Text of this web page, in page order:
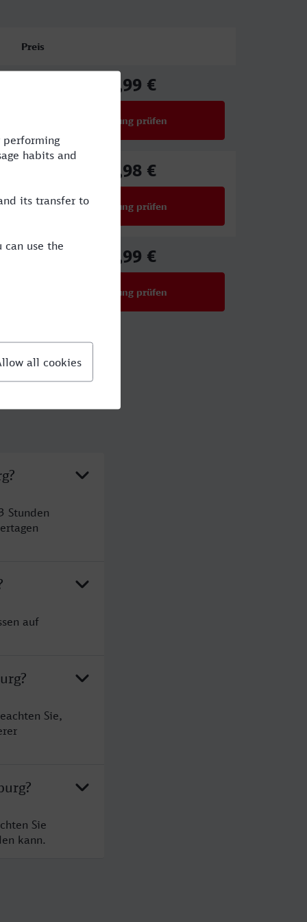
Preis
47,99 €
Verbindung prüfen
65,98 €
Verbindung prüfen
61,99 €
Verbindung prüfen
Stunden
auf
Sie,
Sie
kann.